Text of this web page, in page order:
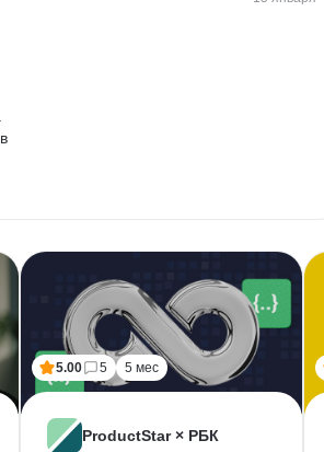
5.00 5 5 мес
ProductStar × РБК